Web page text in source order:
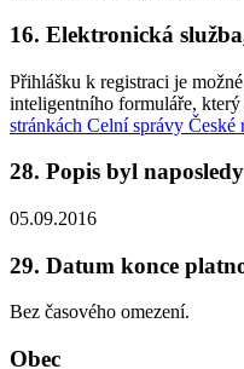
16. Elektronická
Přihlášku k registraci je
inteligentního formuláře,
stránkách Celní správy České
28. Popis byl
05.09.2016
29. Datum konce
Bez časového omezení.
Obec